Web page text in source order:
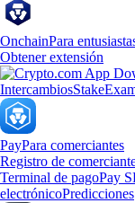
OnchainPara
Obtener extensión
IntercambiosStake
PayPara comerciantes
Registro de
Terminal de pagoPay
electrónicoPredicciones